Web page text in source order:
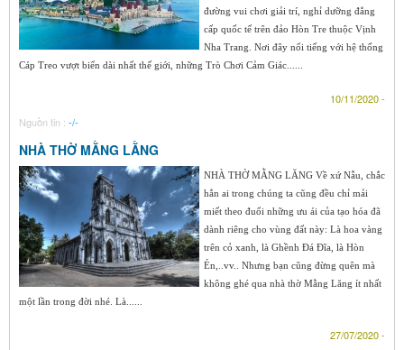
đường vui chơi giải trí, nghỉ dưỡng đẳng
cấp quốc tế trên đảo Hòn Tre thuộc Vịnh
Nha Trang. Nơi đây nổi tiếng với hệ thống
Cáp Treo vượt biển dài nhất thế giới, những Trò Chơi Cảm Giác......
10/11/2020 -
Nguồn tin : -/-
NHÀ THỜ MẰNG LẰNG
NHÀ THỜ MẰNG LĂNG Về xứ Nẫu, chắc
hẳn ai trong chúng ta cũng đều chỉ mải
miết theo đuổi những ưu ái của tạo hóa đã
dành riêng cho vùng đất này: Là hoa vàng
trên cỏ xanh, là Ghềnh Đá Đĩa, là Hòn
Én,..vv.. Nhưng bạn cũng đừng quên mà
không ghé qua nhà thờ Mằng Lăng ít nhất
một lần trong đời nhé. Là......
27/07/2020 -